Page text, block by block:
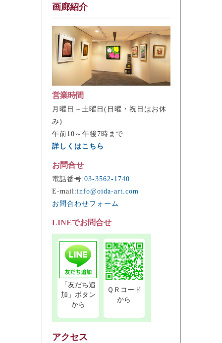
画廊紹介
営業時間
月曜日～土曜日(日曜・祝日はお休
み)
午前10～午後7時まで
詳しくはこちら
お問合せ
電話番号:03-3562-1740
E-mail:info@oida-art.com
お問合わせフォーム
LINEでお問合せ
「友だち追
加」ボタン
から
ＱＲコード
から
アクセス